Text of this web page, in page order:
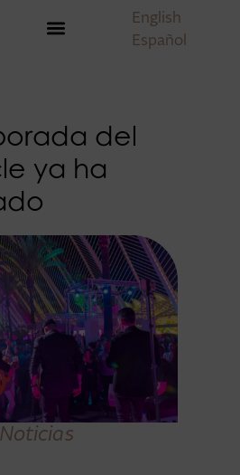
English
Español
del
ya ha
Noticias